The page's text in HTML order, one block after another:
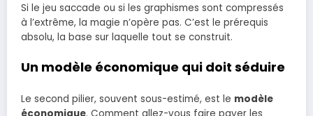
Si le jeu saccade ou si les graphismes sont compressés
à l’extrême, la magie n’opère pas. C’est le prérequis
absolu, la base sur laquelle tout se construit.
Un modèle économique qui doit séduire
Le second pilier, souvent sous-estimé, est le modèle